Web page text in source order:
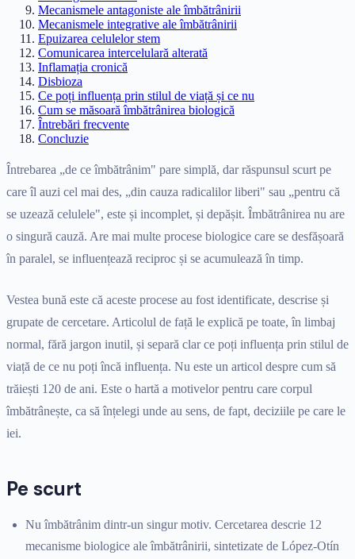
Mecanismele antagoniste ale îmbătrânirii
Mecanismele integrative ale îmbătrânirii
Epuizarea celulelor stem
Comunicarea intercelulară alterată
Inflamația cronică
Disbioza
Ce poți influența prin stilul de viață și ce nu
Cum se măsoară îmbătrânirea biologică
Întrebări frecvente
Concluzie
Întrebarea „de ce îmbătrânim" pare simplă, dar răspunsul scurt pe
care îl auzi cel mai des, „din cauza radicalilor liberi" sau „pentru că
se uzează celulele", este și incomplet, și depășit. Îmbătrânirea nu are
o singură cauză. Are mai multe procese biologice care se desfășoară
în paralel, se influențează reciproc și se acumulează în timp.
Vestea bună este că aceste procese au fost identificate, descrise și
grupate de cercetare. Articolul de față le explică pe toate, în limbaj
normal, fără jargon inutil, și separă clar ce poți influența prin stilul de
viață de ce nu poți încă influența. Nu este un articol despre cum să
trăiești 120 de ani. Este o hartă a motivelor pentru care corpul
îmbătrânește, ca să înțelegi unde au sens, de fapt, deciziile pe care le
iei.
Pe scurt
Nu îmbătrânim dintr-un singur motiv. Cercetarea descrie 12
mecanisme biologice ale îmbătrânirii, sintetizate de López-Otín